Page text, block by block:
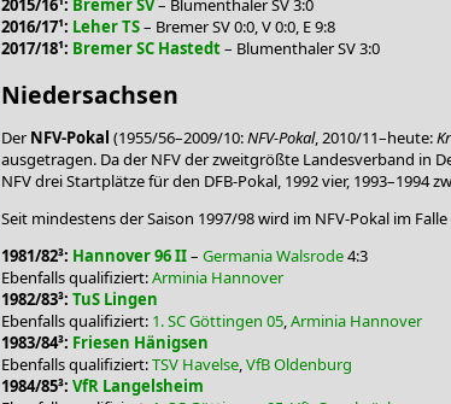
2015/16¹: Bremer SV– Blumenthaler SV 3:0
2016/17¹: Leher TS– Bremer SV 0:0, V 0:0, E 9:8
2017/18¹: Bremer SC Hastedt– Blumenthaler SV 3:0
Niedersachsen
Der NFV-Pokal (1955/56–2009/10:NFV-Pokal, 2010/11–heute:
ausgetragen. Da der NFV der zweitgrößte Landesverband in
NFV drei Startplätze für den DFB-Pokal, 1992 vier, 1993–1994
Seit mindestens der Saison 1997/98 wird im NFV-Pokal im
1981/82³: Hannover 96 II– Germania Walsrode4:3
Ebenfalls qualifiziert:Arminia Hannover
1982/83³: TuS Lingen
Ebenfalls qualifiziert: 1. SC Göttingen 05,Arminia Hannover
1983/84³: Friesen Hänigsen
Ebenfalls qualifiziert:TSV Havelse,VfB Oldenburg
1984/85³: VfR Langelsheim